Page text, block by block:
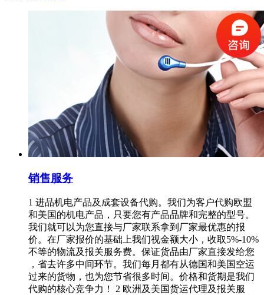
销售服务
1 进品机电产品及成套设备代购。我们为客户代购欧盟
和美国的机电产品，只要您有产品品牌和完整的型号。
我们就可以为您直接与厂家联系拿到厂家最优惠的报
价。在厂家报价的基础上我们视金额大小，收取5%-10%
不等的物流及报关服务费。保证货品由厂家直接发给您
，省去许多中间环节。我们每月都有从德国和美国空运
过来的货物，也为您节省很多时间。价格和货期是我们
代购的核心竞争力！ 2 欧洲及美国货运代理及报关服